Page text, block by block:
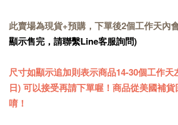
此賣場為現貨+預購，下單後2個工作天內
顯示售完，請聯繫Line客服詢問)
尺寸如顯示追加則表示商品14-30個工作
日) 可以接受再請下單喔！商品從美國補
唷！